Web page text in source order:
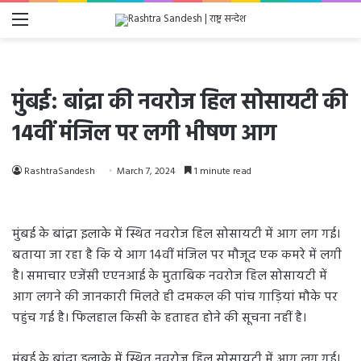
Menu
मुंबई: बांद्रा की नवरोज हिल सोसायटी की
14वीं मंजिल पर लगी भीषण आग
RashtraSandesh March 7, 2024 1 minute read
मुंबई के बांद्रा इलाके में स्थित नवरोज हिल सोसायटी में आग लग गई।
बताया जा रहा है कि ये आग 14वीं मंजिल पर मौजूद एक कमरे में लगी
है। समाचार एजेंसी एएनआई के मुताबिक नवरोज हिल सोसायटी में
आग लगने की जानकारी मिलते ही दमकल की पांच गाड़ियां मौके पर
पहुंच गई है। फिलहाल किसी के हताहत होने की सूचना नहीं है।